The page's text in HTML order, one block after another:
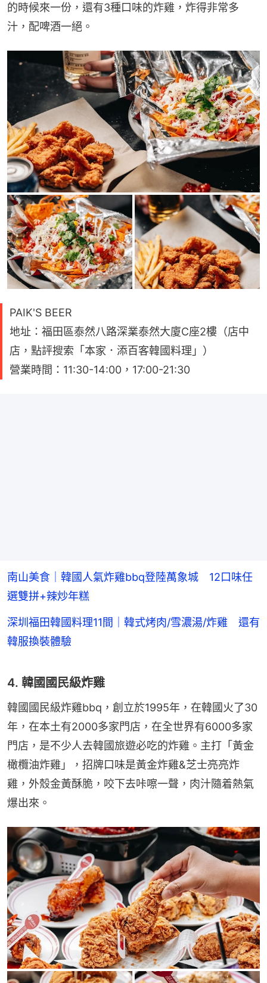
的時候來一份，還有3種口味的炸雞，炸得非常多
汁，配啤酒一絕。
PAIK'S BEER
地址：福田區泰然八路深業泰然大廈C座2樓（店中
店，點評搜索「本家．添百客韓國料理」）
營業時間：11:30-14:00，17:00-21:30
南山美食｜韓國人氣炸雞bbq登陸萬象城 12口味任
選雙拼+辣炒年糕
深圳福田韓國料理11間｜韓式烤肉/雪濃湯/炸雞 還有
韓服換裝體驗
4. 韓國國民級炸雞
韓國國民級炸雞bbq，創立於1995年，在韓國火了30
年，在本土有2000多家門店，在全世界有6000多家
門店，是不少人去韓國旅遊必吃的炸雞。主打「黃金
橄欖油炸雞」，招牌口味是黃金炸雞&芝士亮亮炸
雞，外殼金黃酥脆，咬下去咔嚓一聲，肉汁隨着熱氣
爆出來。